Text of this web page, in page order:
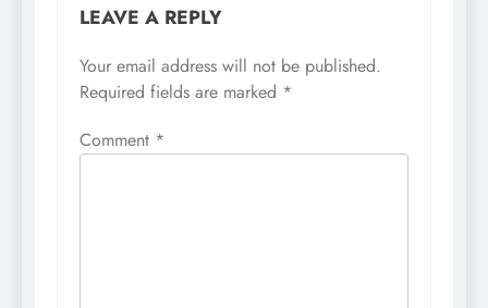
LEAVE A REPLY
Your email address will not be published.
Required fields are marked *
Comment *